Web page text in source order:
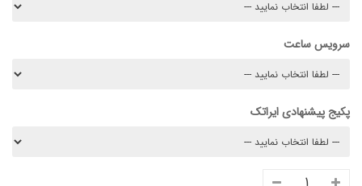
سرویس ساعت
پکیج پیشنهادی ایراتک